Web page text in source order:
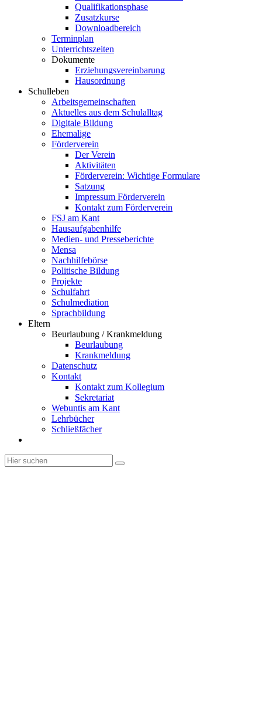
Qualifikationsphase
Zusatzkurse
Downloadbereich
Terminplan
Unterrichtszeiten
Dokumente
Erziehungsvereinbarung
Hausordnung
Schulleben
Arbeitsgemeinschaften
Aktuelles aus dem Schulalltag
Digitale Bildung
Ehemalige
Förderverein
Der Verein
Aktivitäten
Förderverein: Wichtige Formulare
Satzung
Impressum Förderverein
Kontakt zum Förderverein
FSJ am Kant
Hausaufgabenhilfe
Medien- und Presseberichte
Mensa
Nachhilfebörse
Politische Bildung
Projekte
Schulfahrt
Schulmediation
Sprachbildung
Eltern
Beurlaubung / Krankmeldung
Beurlaubung
Krankmeldung
Datenschutz
Kontakt
Kontakt zum Kollegium
Sekretariat
Webuntis am Kant
Lehrbücher
Schließfächer